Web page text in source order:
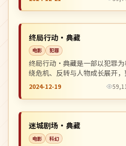
美国
终局行动·典藏
电影 犯罪
终局行动·典藏是一部以犯罪
绕危机、反转与人物成长展开
推荐观看。
2024-12-19
英国
迷城剧场·典藏
电影 科幻